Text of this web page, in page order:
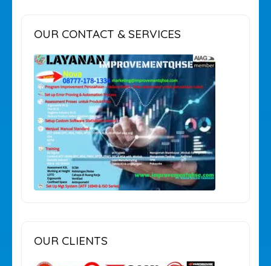
OUR CONTACT & SERVICES
OUR CLIENTS